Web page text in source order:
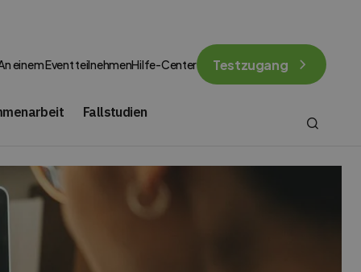
einem Event teilnehmenHilfe-Center Testzugang
Fallstudien